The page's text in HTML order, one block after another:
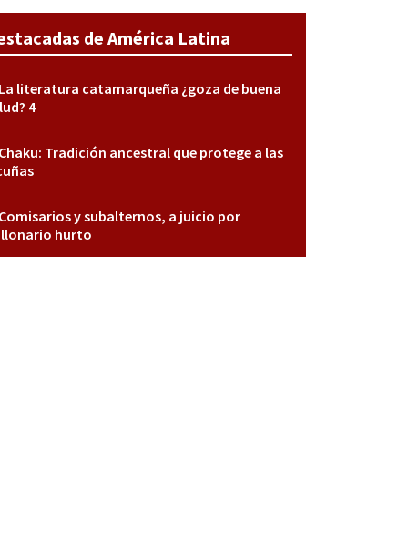
de América Latina
literatura catamarqueña ¿goza de buena
4
Tradición ancestral que protege a las
y subalternos, a juicio por
hurto